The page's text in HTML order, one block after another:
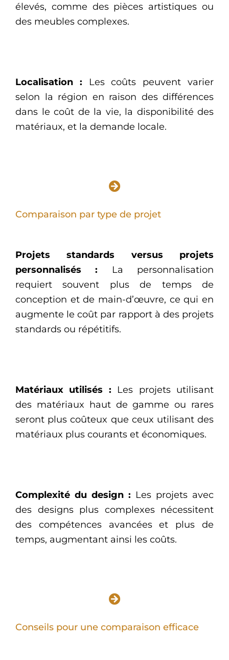
élevés, comme des pièces artistiques ou
des meubles complexes.
Localisation : Les coûts peuvent varier
selon la région en raison des différences
dans le coût de la vie, la disponibilité des
matériaux, et la demande locale.
Comparaison par type de projet
Projets standards versus projets
personnalisés : La personnalisation
requiert souvent plus de temps de
conception et de main-d’œuvre, ce qui en
augmente le coût par rapport à des projets
standards ou répétitifs.
Matériaux utilisés : Les projets utilisant
des matériaux haut de gamme ou rares
seront plus coûteux que ceux utilisant des
matériaux plus courants et économiques.
Complexité du design : Les projets avec
des designs plus complexes nécessitent
des compétences avancées et plus de
temps, augmentant ainsi les coûts.
Conseils pour une comparaison efficace